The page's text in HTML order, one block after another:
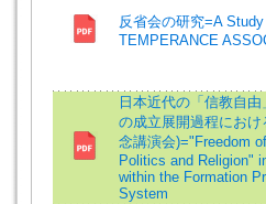
反省会の研究=A
TEMPERANCE
日本近代の「信教自
の成立展開過程にお
念講演会)="Freedom
Politics and Religion"
within the Formation
System